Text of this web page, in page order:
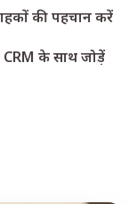
की पहचान करें
CRM के साथ जोड़ें